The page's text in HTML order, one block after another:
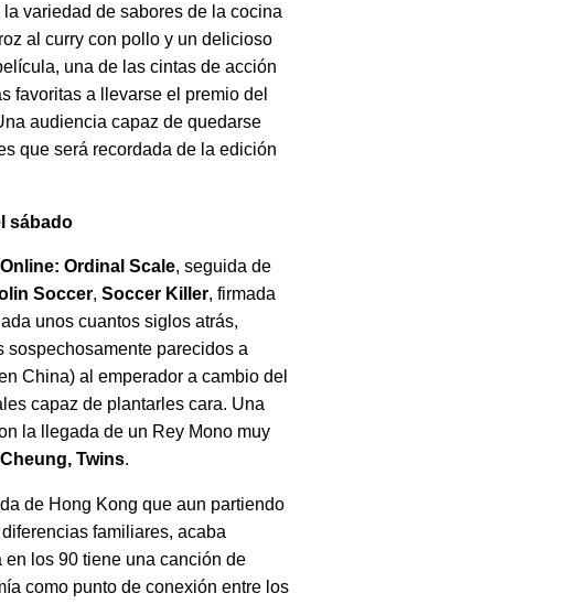
variedad de sabores de la cocina
al curry con pollo y un delicioso
una de las cintas de acción
favoritas a llevarse el premio del
audiencia capaz de quedarse
que será recordada de la edición
sábado
Ordinal Scale, seguida de
Soccer,Soccer Killer, firmada
unos cuantos siglos atrás,
parecidos a
China) al emperador a cambio del
capaz de plantarles cara. Una
la llegada de un Rey Mono muy
Twins.
de Hong Kong que aun partiendo
familiares, acaba
en los 90 tiene una canción de
como punto de conexión entre los